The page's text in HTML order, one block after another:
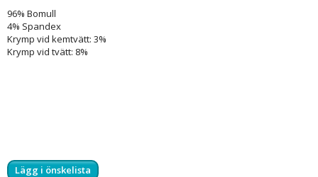
96% Bomull
4% Spandex
Krymp vid kemtvätt: 3%
Krymp vid tvätt: 8%
Lägg i önskelista